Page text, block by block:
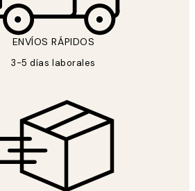
ENVÍOS RÁPIDOS
3-5 días laborales